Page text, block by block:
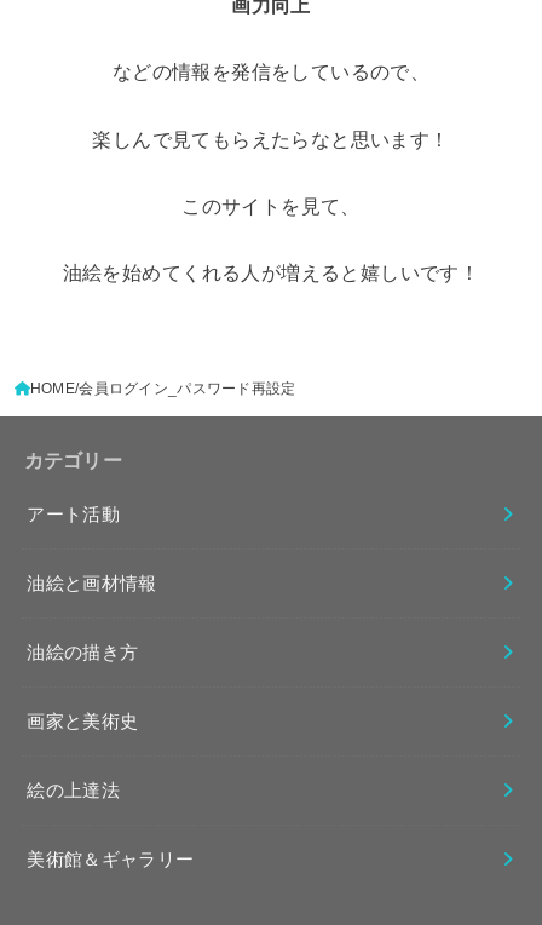
画力向上
などの情報を発信をしているので、
楽しんで見てもらえたらなと思います！
このサイトを見て、
油絵を始めてくれる人が増えると嬉しいです！
HOME 会員ログイン_パスワード再設定
カテゴリー
アート活動
油絵と画材情報
油絵の描き方
画家と美術史
絵の上達法
美術館＆ギャラリー